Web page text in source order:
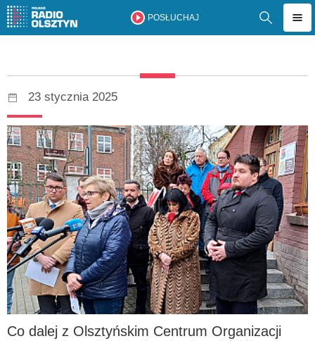
POSŁUCHAJ
23 stycznia 2025
Co dalej z Olsztyńskim Centrum Organizacji